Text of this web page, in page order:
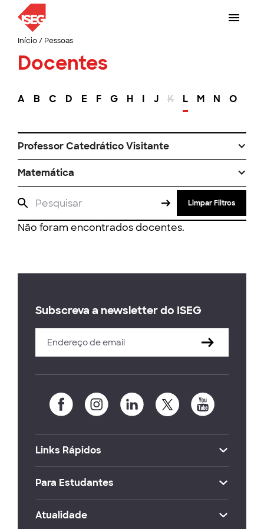
Início/ Pessoas
Docentes
A B C D E F G H I J K L M N O
Professor Catedrático Visitante
Matemática
Limpar Filtros
Não foram encontrados docentes.
Subscreva a newsletter do ISEG
Links Rápidos
Para Estudantes
Atualidade